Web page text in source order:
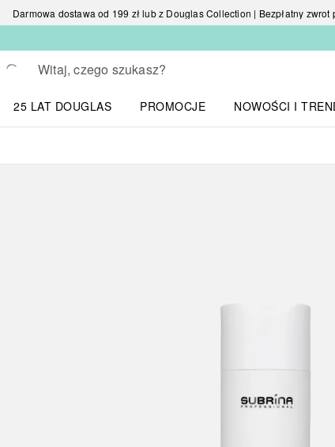
Darmowa dostawa od 199 zł lub z Douglas Collection | Bezpłatny
Wracać
Wykonaj wyszukiwanie
25 LAT DOUGLAS
PROMOCJE
NOWOŚCI I